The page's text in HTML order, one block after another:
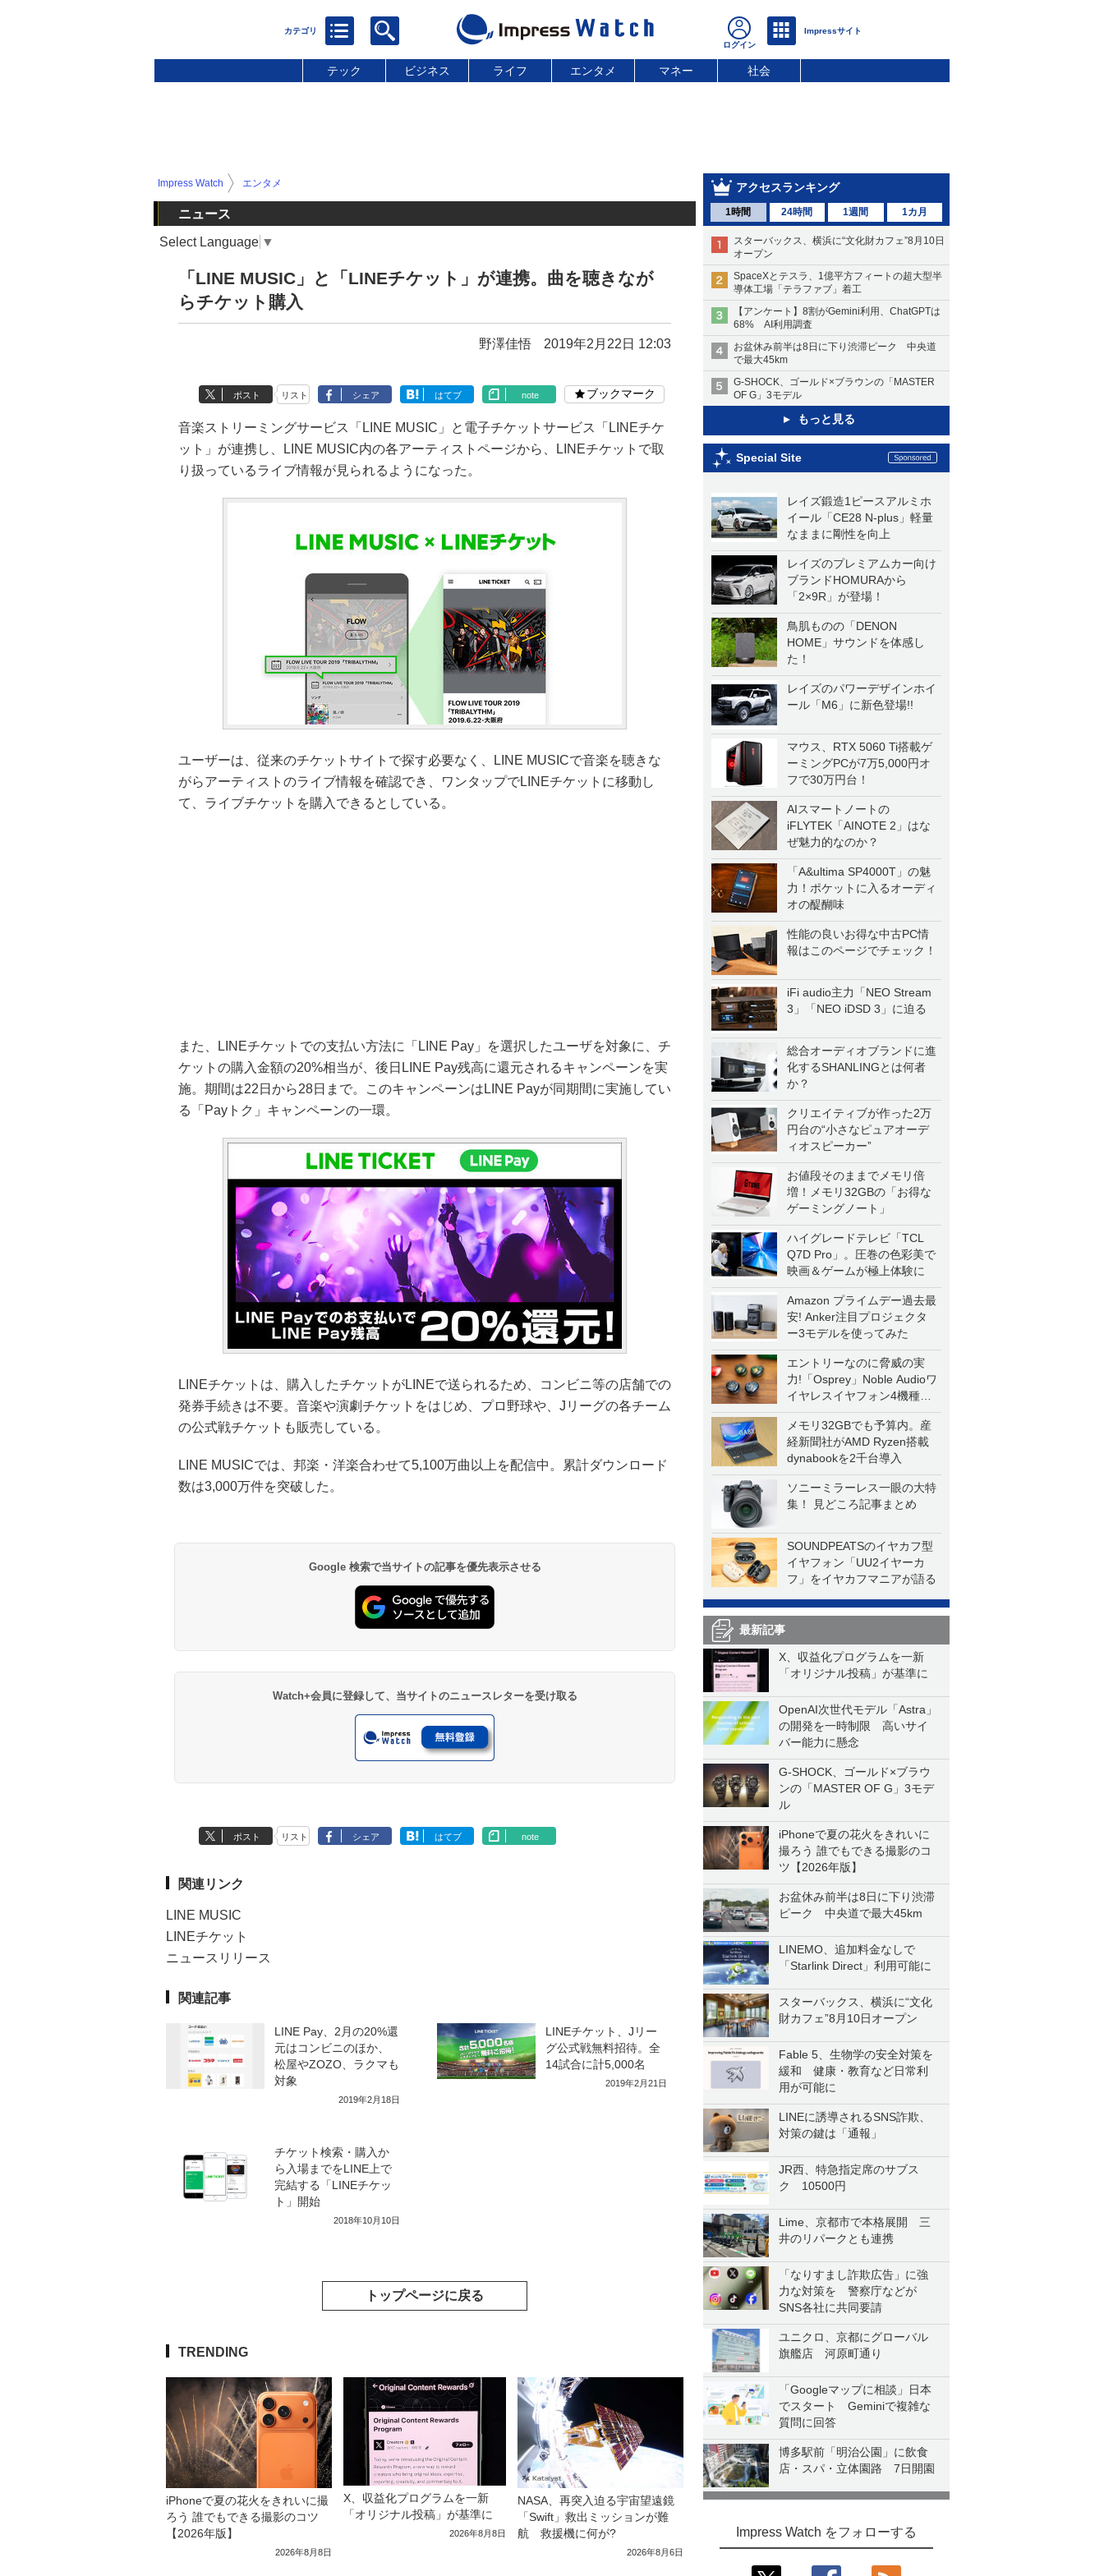
テック ビジネス ライフ エンタメ マネー 社会
アクセスランキング
1時間 24時間 1週間 1カ月
スターバックス、横浜に“文化財カフェ”8月10日
オープン
SpaceXとテスラ、1億平方フィートの超大型半
導体工場「テラファブ」着工
【アンケート】8割がGemini利用、ChatGPTは
68% AI利用調査
お盆休み前半は8日に下り渋滞ピーク 中央道
で最大45km
G-SHOCK、ゴールド×ブラウンの「MASTER
OF G」3モデル
もっと見る
Special Site
レイズ鍛造1ピースアルミホ
イール「CE28 N-plus」軽量
なままに剛性を向上
レイズのプレミアムカー向け
ブランドHOMURAから
「2×9R」が登場！
鳥肌ものの「DENON
HOME」サウンドを体感し
た！
レイズのパワーデザインホイ
ール「M6」に新色登場!!
マウス、RTX 5060 Ti搭載ゲ
ーミングPCが7万5,000円オ
フで30万円台！
AIスマートノートの
iFLYTEK「AINOTE 2」はな
ぜ魅力的なのか？
「A&ultima SP4000T」の魅
力！ポケットに入るオーディ
オの醍醐味
性能の良いお得な中古PC情
報はこのページでチェック！
iFi audio主力「NEO Stream
3」「NEO iDSD 3」に迫る
総合オーディオブランドに進
化するSHANLINGとは何者
か？
クリエイティブが作った2万
円台の“小さなピュアオーデ
ィオスピーカー”
お値段そのままでメモリ倍
増！メモリ32GBの「お得な
ゲーミングノート」
ハイグレードテレビ「TCL
Q7D Pro」。圧巻の色彩美で
映画＆ゲームが極上体験に
Amazon プライムデー過去最
安! Anker注目プロジェクタ
ー3モデルを使ってみた
エントリーなのに脅威の実
力!「Osprey」Noble Audioワ
イヤレスイヤフォン4機種を
一気に聴く
メモリ32GBでも予算内。産
経新聞社がAMD Ryzen搭載
dynabookを2千台導入
ソニーミラーレス一眼の大特
集！ 見どころ記事まとめ
SOUNDPEATSのイヤカフ型
イヤフォン「UU2イヤーカ
フ」をイヤカフマニアが語る
最新記事
X、収益化プログラムを一新
「オリジナル投稿」が基準に
OpenAI次世代モデル「Astra」
の開発を一時制限 高いサイ
バー能力に懸念
G-SHOCK、ゴールド×ブラウ
ンの「MASTER OF G」3モデ
ル
iPhoneで夏の花火をきれいに
撮ろう 誰でもできる撮影のコ
ツ【2026年版】
お盆休み前半は8日に下り渋滞
ピーク 中央道で最大45km
LINEMO、追加料金なしで
「Starlink Direct」利用可能に
スターバックス、横浜に“文化
財カフェ”8月10日オープン
Fable 5、生物学の安全対策を
緩和 健康・教育など日常利
用が可能に
LINEに誘導されるSNS詐欺、
対策の鍵は「通報」
JR西、特急指定席のサブス
ク 10500円
Lime、京都市で本格展開 三
井のリパークとも連携
「なりすまし詐欺広告」に強
力な対策を 警察庁などが
SNS各社に共同要請
ユニクロ、京都にグローバル
旗艦店 河原町通り
「Googleマップに相談」日本
でスタート Geminiで複雑な
質問に回答
博多駅前「明治公園」に飲食
店・スパ・立体園路 7日開園
Impress Watch をフォローする
Impress Watch エンタメ
ニュース
Select Language ▼
「LINE MUSIC」と「LINEチケット」が連携。曲を聴きなが
らチケット購入
野澤佳悟 2019年2月22日 12:03
ポスト リスト シェア はてブ note ブックマーク
音楽ストリーミングサービス「LINE MUSIC」と電子チケットサービス「LINEチケ
ット」が連携し、LINE MUSIC内の各アーティストページから、LINEチケットで取
り扱っているライブ情報が見られるようになった。
ユーザーは、従来のチケットサイトで探す必要なく、LINE MUSICで音楽を聴きな
がらアーティストのライブ情報を確認でき、ワンタップでLINEチケットに移動し
て、ライブチケットを購入できるとしている。
また、LINEチケットでの支払い方法に「LINE Pay」を選択したユーザを対象に、チ
ケットの購入金額の20%相当が、後日LINE Pay残高に還元されるキャンペーンを実
施。期間は22日から28日まで。このキャンペーンはLINE Payが同期間に実施してい
る「Payトク」キャンペーンの一環。
LINEチケットは、購入したチケットがLINEで送られるため、コンビニ等の店舗での
発券手続きは不要。音楽や演劇チケットをはじめ、プロ野球や、Jリーグの各チーム
の公式戦チケットも販売している。
LINE MUSICでは、邦楽・洋楽合わせて5,100万曲以上を配信中。累計ダウンロード
数は3,000万件を突破した。
Google 検索で当サイトの記事を優先表示させる
Watch+会員に登録して、当サイトのニュースレターを受け取る
ポスト リスト シェア はてブ note
関連リンク
LINE MUSIC
LINEチケット
ニュースリリース
関連記事
LINE Pay、2月の20%還
元はコンビニのほか、
松屋やZOZO、ラクマも
対象
2019年2月18日
LINEチケット、Jリー
グ公式戦無料招待。全
14試合に計5,000名
2019年2月21日
チケット検索・購入か
ら入場までをLINE上で
完結する「LINEチケッ
ト」開始
2018年10月10日
トップページに戻る
TRENDING
iPhoneで夏の花火をきれいに撮
ろう 誰でもできる撮影のコツ
【2026年版】
2026年8月8日
X、収益化プログラムを一新
「オリジナル投稿」が基準に
2026年8月8日
NASA、再突入迫る宇宙望遠鏡
「Swift」救出ミッションが難
航 救援機に何が?
2026年8月6日